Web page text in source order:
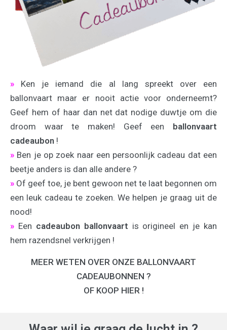
» Ken je iemand die al lang spreekt over een
ballonvaart maar er nooit actie voor onderneemt?
Geef hem of haar dan net dat nodige duwtje om die
droom waar te maken! Geef een ballonvaart
cadeaubon !
» Ben je op zoek naar een persoonlijk cadeau dat een
beetje anders is dan alle andere ?
» Of geef toe, je bent gewoon net te laat begonnen om
een leuk cadeau te zoeken. We helpen je graag uit de
nood!
» Een cadeaubon ballonvaart is origineel en je kan
hem razendsnel verkrijgen !
MEER WETEN OVER ONZE BALLONVAART
CADEAUBONNEN ?
OF KOOP HIER !